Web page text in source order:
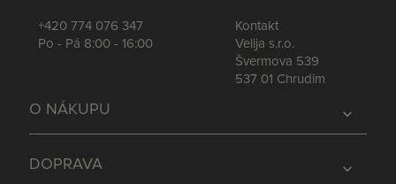
+420 774 076 347
Po - Pá 8:00 - 16:00
Kontakt
Velija s.r.o.
Švermova 539
537 01 Chrudim
expand_more
O NÁKUPU
expand_more
DOPRAVA